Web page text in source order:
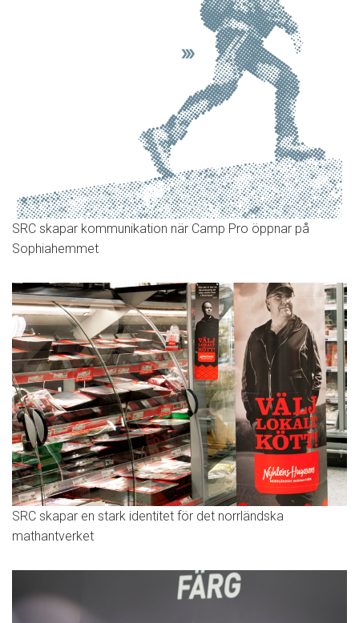
SRC skapar kommunikation när Camp Pro öppnar på
Sophiahemmet
SRC skapar en stark identitet för det norrländska
mathantverket